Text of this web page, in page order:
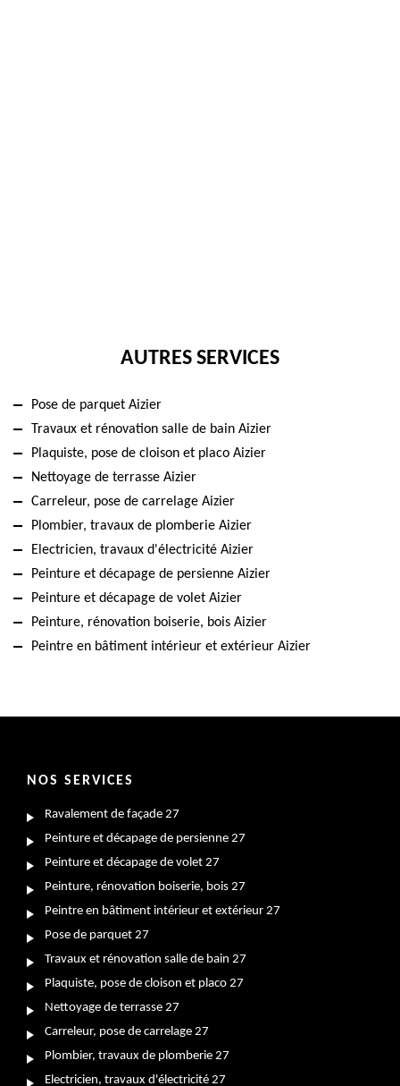
AUTRES SERVICES
Pose de parquet Aizier
Travaux et rénovation salle de bain Aizier
Plaquiste, pose de cloison et placo Aizier
Nettoyage de terrasse Aizier
Carreleur, pose de carrelage Aizier
Plombier, travaux de plomberie Aizier
Electricien, travaux d'électricité Aizier
Peinture et décapage de persienne Aizier
Peinture et décapage de volet Aizier
Peinture, rénovation boiserie, bois Aizier
Peintre en bâtiment intérieur et extérieur Aizier
NOS SERVICES
Ravalement de façade 27
Peinture et décapage de persienne 27
Peinture et décapage de volet 27
Peinture, rénovation boiserie, bois 27
Peintre en bâtiment intérieur et extérieur 27
Pose de parquet 27
Travaux et rénovation salle de bain 27
Plaquiste, pose de cloison et placo 27
Nettoyage de terrasse 27
Carreleur, pose de carrelage 27
Plombier, travaux de plomberie 27
Electricien, travaux d'électricité 27